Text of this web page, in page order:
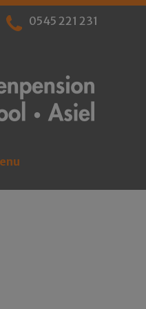
0545 221 231